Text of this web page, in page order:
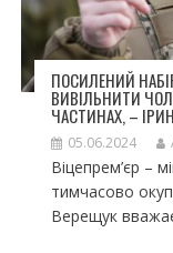
ПОСИЛЕНИЙ
ВИВІЛЬНИТИ
ЧАСТИНАХ, –
05.06.2024
Віцепрем’єр –
тимчасово
Верещук